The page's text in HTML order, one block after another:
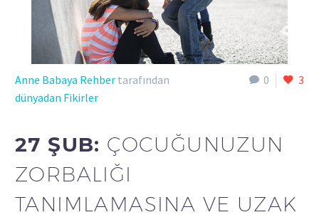
0 3
Anne Babaya Rehber tarafından
dünyadan Fikirler
27 ŞUB: ÇOCUĞUNUZUN
ZORBALIĞI
TANIMLAMASINA VE UZAK